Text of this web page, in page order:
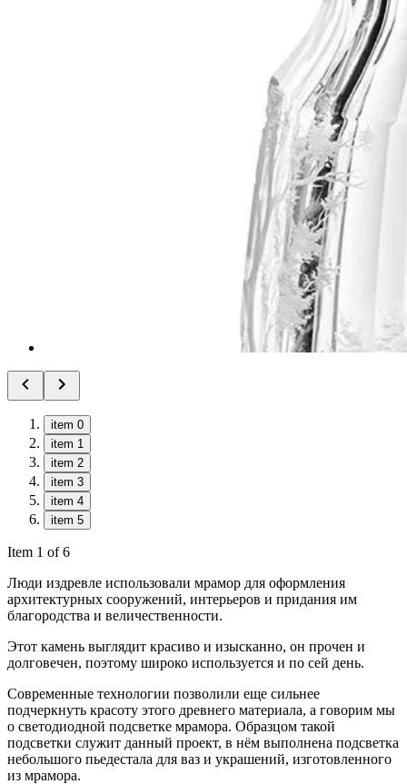
item 0
item 1
item 2
item 3
item 4
item 5
Item 1 of 6
Люди издревле использовали мрамор для оформления
архитектурных сооружений, интерьеров и придания им
благородства и величественности.
Этот камень выглядит красиво и изысканно, он прочен и
долговечен, поэтому широко используется и по сей день.
Современные технологии позволили еще сильнее
подчеркнуть красоту этого древнего материала, а говорим мы
о светодиодной подсветке мрамора. Образцом такой
подсветки служит данный проект, в нём выполнена подсветка
небольшого пьедестала для ваз и украшений, изготовленного
из мрамора.